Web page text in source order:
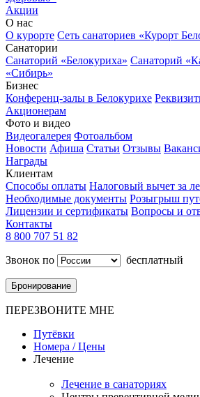
Акции
О нас
О курорте Сеть санаториев «Курорт
Санатории
Санаторий «Белокуриха» Санаторий
«Сибирь»
Бизнес
Конференц-залы в Белокурихе
Акционерам
Фото и видео
Видеогалерея Фотоальбом
Новости Афиша Статьи Отзывы
Награды
Клиентам
Способы оплаты Налоговый вычет за
Необходимые документы Розыгрыш
Лицензии и сертификаты Вопросы и
Контакты
8 800 707 51 82
Звонок по
бесплатный
Бронирование
ПЕРЕЗВОНИТЕ МНЕ
Путёвки
Номера / Цены
Лечение
Лечение в санаториях